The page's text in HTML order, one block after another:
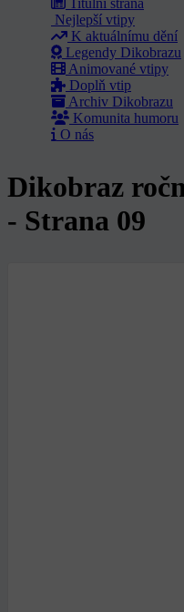
Titulní strana
Nejlepší vtipy
K aktuálnímu dění
Legendy Dikobrazu
Animované vtipy
Doplň vtip
Archiv Dikobrazu
Komunita humoru
O nás
Dikobraz
- Strana 09